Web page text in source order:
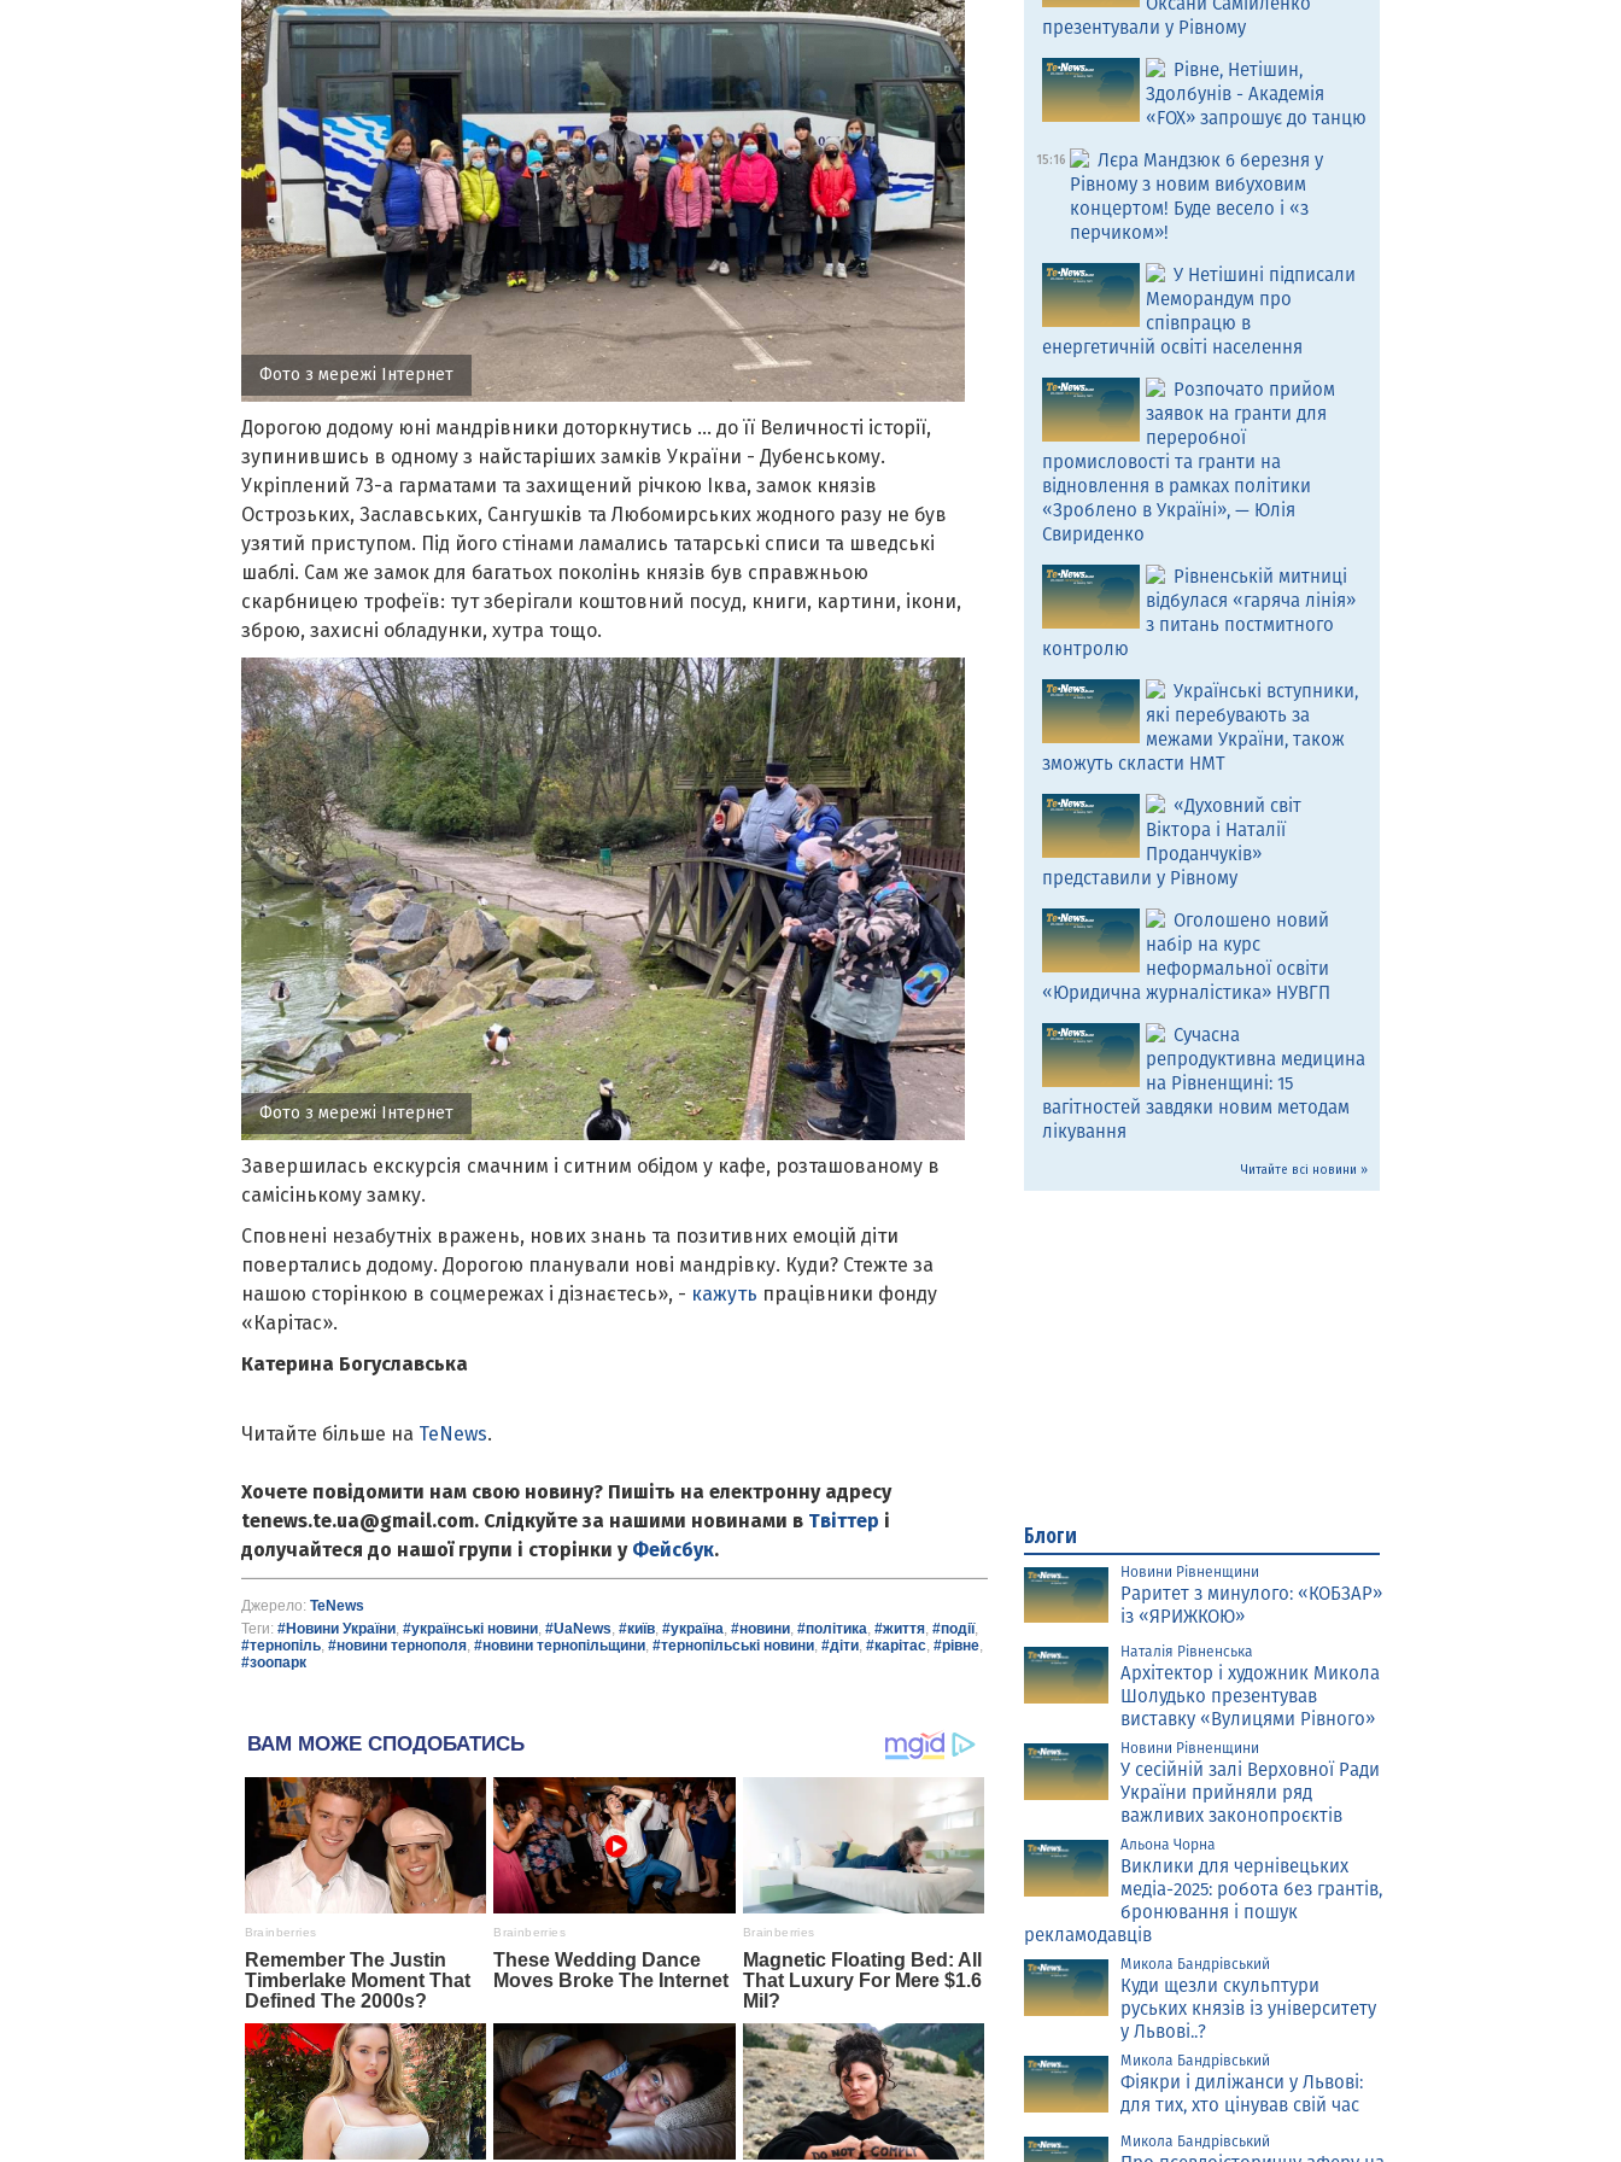
Фото з мережі Інтернет
Дорогою додому юні мандрівники доторкнутись … до її Величності історії,
зупинившись в одному з найстаріших замків України - Дубенському.
Укріплений 73-а гарматами та захищений річкою Іква, замок князів
Острозьких, Заславських, Сангушків та Любомирських жодного разу не був
узятий приступом. Під його стінами ламались татарські списи та шведські
шаблі. Сам же замок для багатьох поколінь князів був справжньою
скарбницею трофеїв: тут зберігали коштовний посуд, книги, картини, ікони,
зброю, захисні обладунки, хутра тощо.
Фото з мережі Інтернет
Завершилась екскурсія смачним і ситним обідом у кафе, розташованому в
самісінькому замку.
Сповнені незабутніх вражень, нових знань та позитивних емоцій діти
повертались додому. Дорогою планували нові мандрівку. Куди? Стежте за
нашою сторінкою в соцмережах і дізнаєтесь», - кажуть працівники фонду
«Карітас».
Катерина Богуславська
Читайте більше на TeNews.
Хочете повідомити нам свою новину? Пишіть на електронну адресу
tenews.te.ua@gmail.com. Слідкуйте за нашими новинами в Твіттер і
долучайтеся до нашої групи і сторінки у Фейсбук.
Джерело: TeNews
Теги: #Новини України, #українські новини, #UaNews, #київ, #україна, #новини, #політика, #життя, #події,
#тернопіль, #новини тернополя, #новини тернопільщини, #тернопільські новини, #діти, #карітас, #рівне,
#зоопарк
презентували у Рівному
Рівне, Нетішин,
Здолбунів - Академія
«FOX» запрошує до танцю
15:16
Лєра Мандзюк 6 березня у
Рівному з новим вибуховим
концертом! Буде весело і «з
перчиком»!
У Нетішині підписали
Меморандум про
співпрацю в
енергетичній освіті населення
Розпочато прийом
заявок на гранти для
переробної
промисловості та гранти на
відновлення в рамках політики
«Зроблено в Україні», — Юлія
Свириденко
Рівненській митниці
відбулася «гаряча лінія»
з питань постмитного
контролю
Українські вступники,
які перебувають за
межами України, також
зможуть скласти НМТ
«Духовний світ
Віктора і Наталії
Проданчуків»
представили у Рівному
Оголошено новий
набір на курс
неформальної освіти
«Юридична журналістика» НУВГП
Сучасна
репродуктивна медицина
на Рівненщині: 15
вагітностей завдяки новим методам
лікування
Читайте всі новини »
Блоги
Новини Рівненщини
Раритет з минулого: «КОБЗАР»
із «ЯРИЖКОЮ»
Наталія Рівненська
Архітектор і художник Микола
Шолудько презентував
виставку «Вулицями Рівного»
Новини Рівненщини
У сесійній залі Верховної Ради
України прийняли ряд
важливих законопроєктів
Альона Чорна
Виклики для чернівецьких
медіа-2025: робота без грантів,
бронювання і пошук
рекламодавців
Микола Бандрівський
Куди щезли скульптури
руських князів із університету
у Львові..?
Микола Бандрівський
Фіякри і диліжанси у Львові:
для тих, хто цінував свій час
Микола Бандрівський